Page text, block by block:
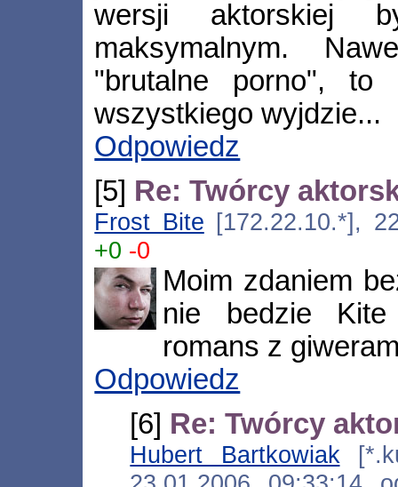
wersji aktorskiej
maksymalnym.
"brutalne porno",
wszystkiego wyjdzie...
Odpowiedz
[5] Re: Twórcy
Frost Bite [172.22.10.*],
+0 -0
Moim zdaniem
nie bedzie
romans z
Odpowiedz
[6] Re: Twórcy
Hubert Bartkowiak